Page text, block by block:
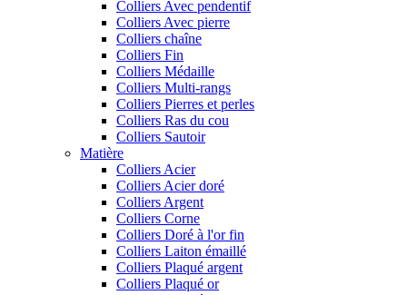
Colliers Avec pendentif
Colliers Avec pierre
Colliers chaîne
Colliers Fin
Colliers Médaille
Colliers Multi-rangs
Colliers Pierres et perles
Colliers Ras du cou
Colliers Sautoir
Matière
Colliers Acier
Colliers Acier doré
Colliers Argent
Colliers Corne
Colliers Doré à l'or fin
Colliers Laiton émaillé
Colliers Plaqué argent
Colliers Plaqué or